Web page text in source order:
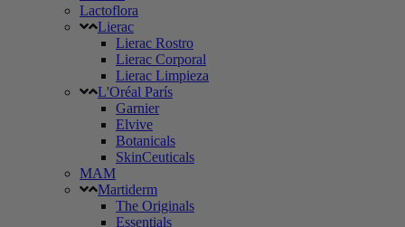
Lactoflora
Lierac
Lierac Rostro
Lierac Corporal
Lierac Limpieza
L'Oréal París
Garnier
Elvive
Botanicals
SkinCeuticals
MAM
Martiderm
The Originals
Essentials